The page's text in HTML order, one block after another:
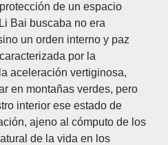
de un espacio
Bai buscaba no era
un orden interno y paz
por la
aceleración vertiginosa,
en montañas verdes, pero
interior ese estado de
ajeno al cómputo de los
de la vida en los